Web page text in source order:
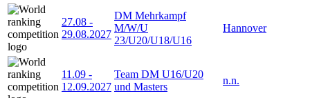
27.08 -
29.08.2027
DM Mehrkampf
M/W/U
23/U20/U18/U16
Hannover
11.09 -
12.09.2027
Team DM U16/U20
und Masters
n.n.